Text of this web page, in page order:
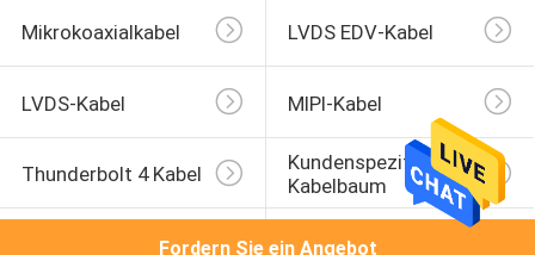
Mikrokoaxialkabel LVDS EDV-Kabel
LVDS-Kabel MIPI-Kabel
Thunderbolt 4 Kabel
Kundenspezifischer
Kabelbaum
JST-Kabelbaum Molex Kabel
Fordern Sie ein Angebot